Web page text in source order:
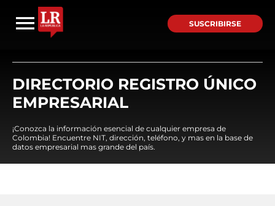
SUSCRIBIRSE
DIRECTORIO REGISTRO ÚNICO
EMPRESARIAL
¡Conozca la información esencial de cualquier empresa de
Colombia! Encuentre NIT, dirección, teléfono, y mas en la base de
datos empresarial mas grande del país.